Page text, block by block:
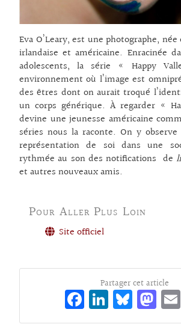
Eva O’Leary, est une photographe, née
irlandaise et américaine. Enracinée
adolescents, la série « Happy
environnement où l’image est
des êtres dont on aurait troqué
un corps générique. À regarder «
devine une jeunesse américaine
séries nous la raconte. On y
représentation de soi dans une
rythmée au son des notifications de
et autres nouveaux amis.
Pour Aller Plus Loin
Site officiel
Partager cet article
Fa
ce
Li
n
Bl
ue
M
as